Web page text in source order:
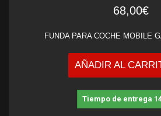
68,00€
FUNDA PARA COCHE MOBILE
AÑADIR AL
Tiempo de entrega